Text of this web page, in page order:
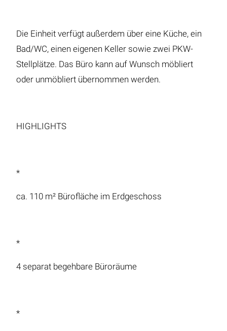
Die Einheit verfügt außerdem über eine Küche, ein
Bad/WC, einen eigenen Keller sowie zwei PKW-
Stellplätze. Das Büro kann auf Wunsch möbliert
oder unmöbliert übernommen werden.
HIGHLIGHTS
*
ca. 110 m² Bürofläche im Erdgeschoss
*
4 separat begehbare Büroräume
*